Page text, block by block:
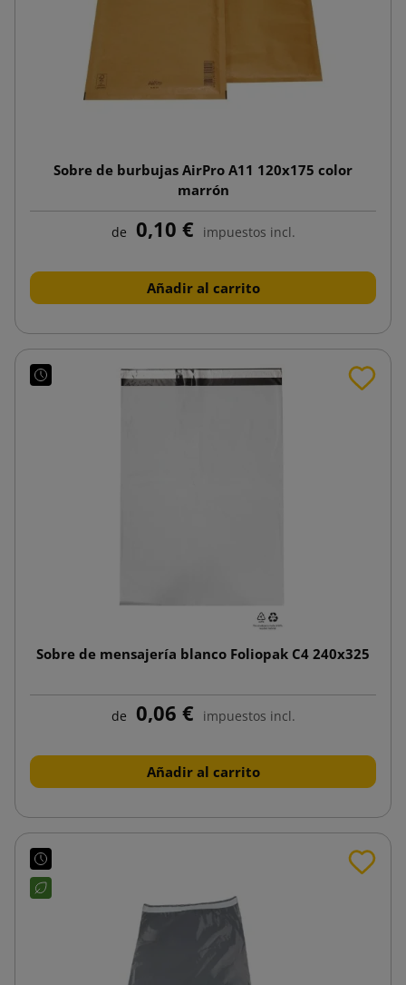
Sobre de burbujas AirPro A11 120x175 color
marrón
de 0,10 € impuestos incl.
Añadir al carrito
Sobre de mensajería blanco Foliopak C4 240x325
de 0,06 € impuestos incl.
Añadir al carrito